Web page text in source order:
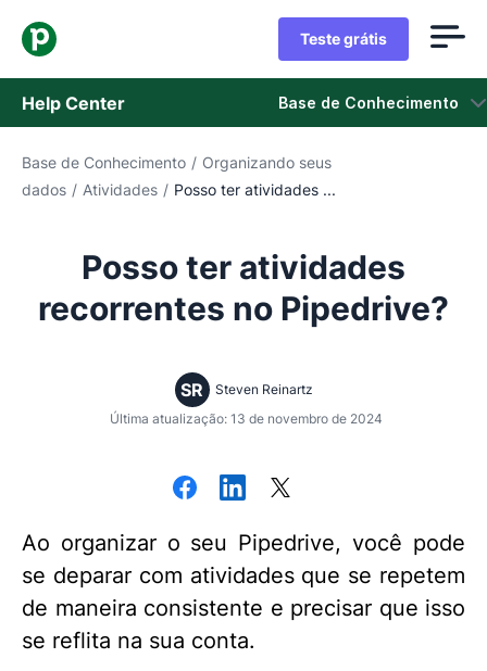
Teste grátis
Help Center Base de Conhecimento
Base de Conhecimento
Fale com o Suporte
Base de Conhecimento / Organizando seus
dados / Atividades / Posso ter atividades ...
Posso ter atividades
recorrentes no Pipedrive?
SR
Steven Reinartz
Última atualização: 13 de novembro de 2024
Ao organizar o seu Pipedrive, você pode
se deparar com atividades que se repetem
de maneira consistente e precisar que isso
se reflita na sua conta.